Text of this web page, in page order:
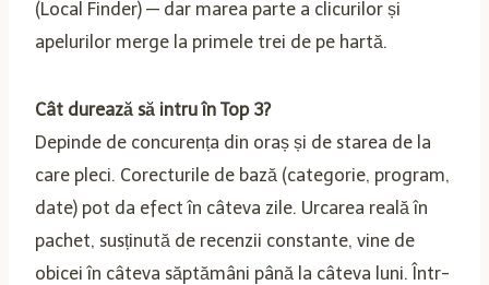
(Local Finder) — dar marea parte a clicurilor și
apelurilor merge la primele trei de pe hartă.
Cât durează să intru în Top 3?
Depinde de concurența din oraș și de starea de la
care pleci. Corecturile de bază (categorie, program,
date) pot da efect în câteva zile. Urcarea reală în
pachet, susținută de recenzii constante, vine de
obicei în câteva săptămâni până la câteva luni. Într-